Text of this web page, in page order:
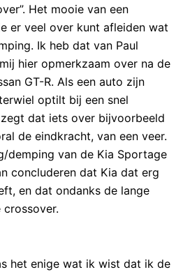
Het mooie van een
er veel over kunt afleiden wat
Ik heb dat van Paul
hier opmerkzaam over na de
GT-R. Als een auto zijn
optilt bij een snel
dat iets over bijvoorbeeld
de eindkracht, van een veer.
demping van de Kia Sportage
concluderen dat Kia dat erg
en dat ondanks de lange
het enige wat ik wist dat ik de